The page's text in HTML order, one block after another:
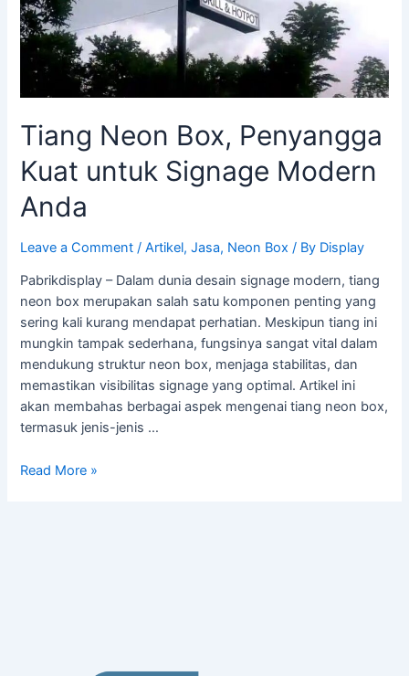
Tiang Neon Box, Penyangga
Kuat untuk Signage Modern
Anda
Leave a Comment /Artikel,Jasa, Neon Box / By Display
Pabrikdisplay – Dalam dunia desain signage modern, tiang
neon box merupakan salah satu komponen penting yang
sering kali kurang mendapat perhatian. Meskipun tiang ini
mungkin tampak sederhana, fungsinya sangat vital dalam
mendukung struktur neon box, menjaga stabilitas, dan
memastikan visibilitas signage yang optimal. Artikel ini
akan membahas berbagai aspek mengenai tiang neon box,
termasuk jenis-jenis …
Signage
Modern
Anda
Read More »